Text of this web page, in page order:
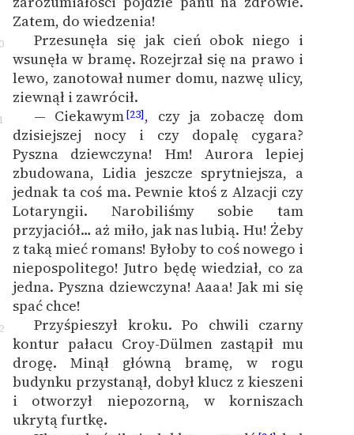
Zatem, do wiedzenia!
Przesunęła się jak cień obok niego i
wsunęła w bramę. Rozejrzał się na prawo i
lewo, zanotował numer domu, nazwę ulicy,
ziewnął i zawrócił.
— Ciekawym[23], czy ja zobaczę dom
dzisiejszej nocy i czy dopalę cygara?
Pyszna dziewczyna! Hm! Aurora lepiej
zbudowana, Lidia jeszcze sprytniejsza, a
jednak ta coś ma. Pewnie ktoś z Alzacji czy
Lotaryngii. Narobiliśmy sobie tam
przyjaciół… aż miło, jak nas lubią. Hu! Żeby
z taką mieć romans! Byłoby to coś nowego i
niepospolitego! Jutro będę wiedział, co za
jedna. Pyszna dziewczyna! Aaaa! Jak mi się
spać chce!
Przyśpieszył kroku. Po chwili czarny
kontur pałacu Croy-Dülmen zastąpił mu
drogę. Minął główną bramę, w rogu
budynku przystanął, dobył klucz z kieszeni
i otworzył niepozorną, w korniszach
ukrytą furtkę.